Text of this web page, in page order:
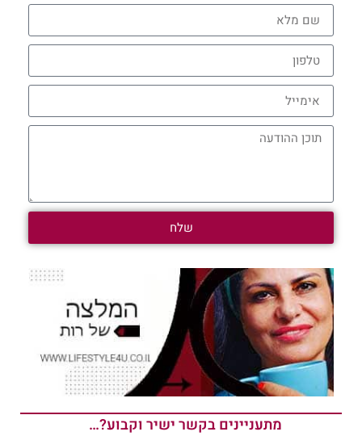
שלח
מתעניינים בקשר ישיר וקבוע?…